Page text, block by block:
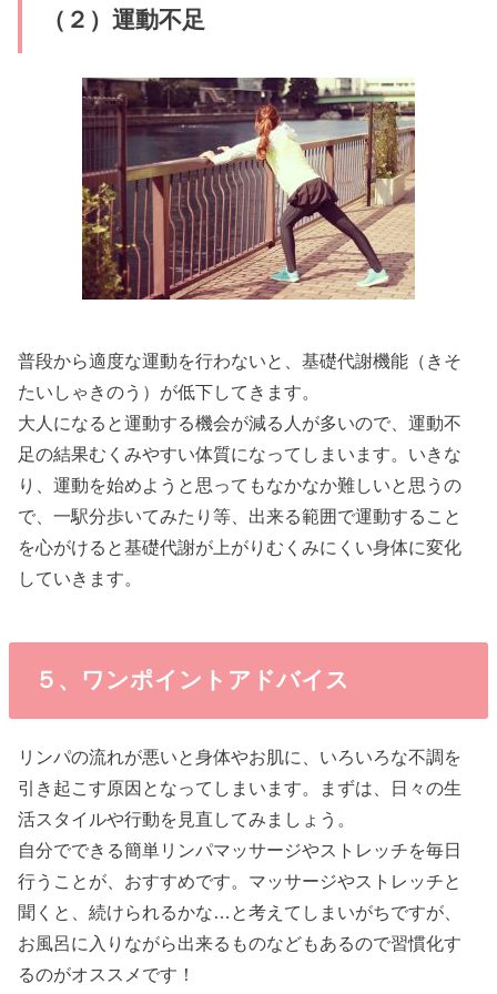
（２）運動不足
普段から適度な運動を行わないと、基礎代謝機能（きそ
たいしゃきのう）が低下してきます。
大人になると運動する機会が減る人が多いので、運動不
足の結果むくみやすい体質になってしまいます。いきな
り、運動を始めようと思ってもなかなか難しいと思うの
で、一駅分歩いてみたり等、出来る範囲で運動すること
を心がけると基礎代謝が上がりむくみにくい身体に変化
していきます。
５、ワンポイントアドバイス
リンパの流れが悪いと身体やお肌に、いろいろな不調を
引き起こす原因となってしまいます。まずは、日々の生
活スタイルや行動を見直してみましょう。
自分でできる簡単リンパマッサージやストレッチを毎日
行うことが、おすすめです。マッサージやストレッチと
聞くと、続けられるかな…と考えてしまいがちですが、
お風呂に入りながら出来るものなどもあるので習慣化す
るのがオススメです！